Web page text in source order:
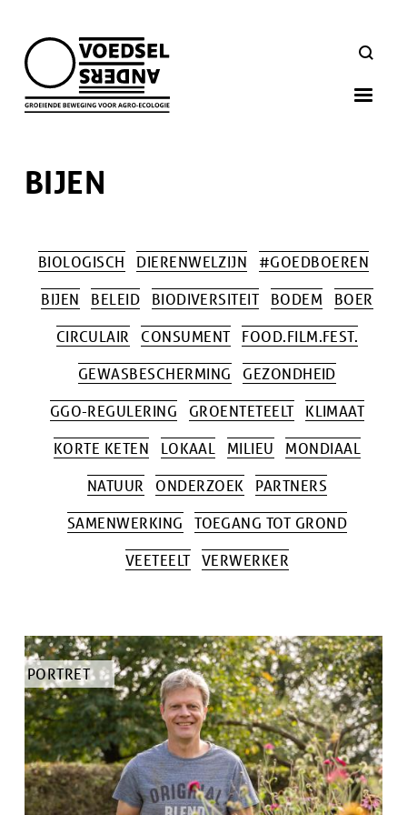
main
navigation
ZOEKEN
BIJEN
BIOLOGISCH DIERENWELZIJN
#GOEDBOEREN
BIJEN
BELEID BIODIVERSITEIT BODEM
BOER
CIRCULAIR
CONSUMENT
FOOD.FILM.FEST.
GEWASBESCHERMING
GEZONDHEID
GGO-REGULERING
GROENTETEELT
KLIMAAT
KORTE KETEN
LOKAAL MILIEU
MONDIAAL
NATUUR
ONDERZOEK
PARTNERS
SAMENWERKING
TOEGANG TOT GROND
VEETEELT
VERWERKER
TYPE
ARTIKEL
PORTRET